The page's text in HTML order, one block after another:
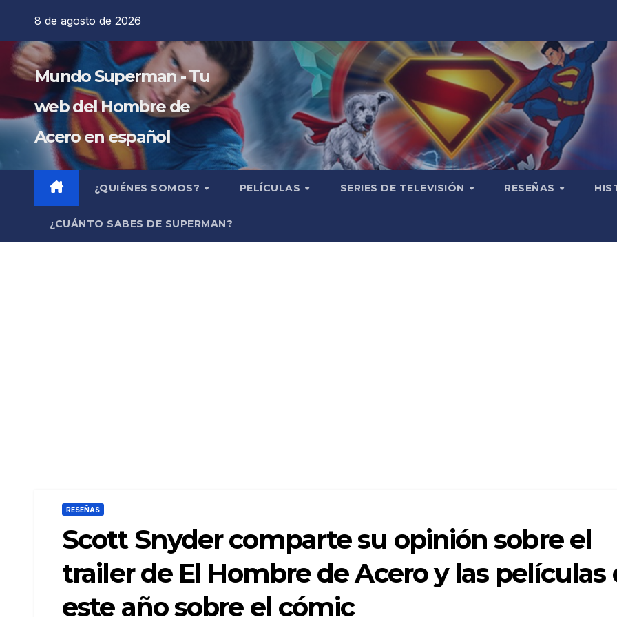
contenido
8 de agosto de 2026
Mundo Superman - Tu
web del Hombre de
Acero en español
¿QUIÉNES SOMOS? PELÍCULAS SERIES DE TELEVISIÓN RESEÑAS
¿CUÁNTO SABES DE SUPERMAN?
RESEÑAS
Scott Snyder comparte su opinión sobre el
trailer de El Hombre de Acero y las películas
este año sobre el cómic